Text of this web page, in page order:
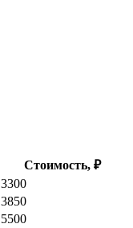
Стоимость, ₽
3300
3850
5500